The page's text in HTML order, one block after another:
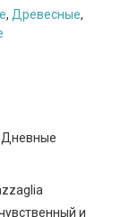
, Древесные,
Дневные
и